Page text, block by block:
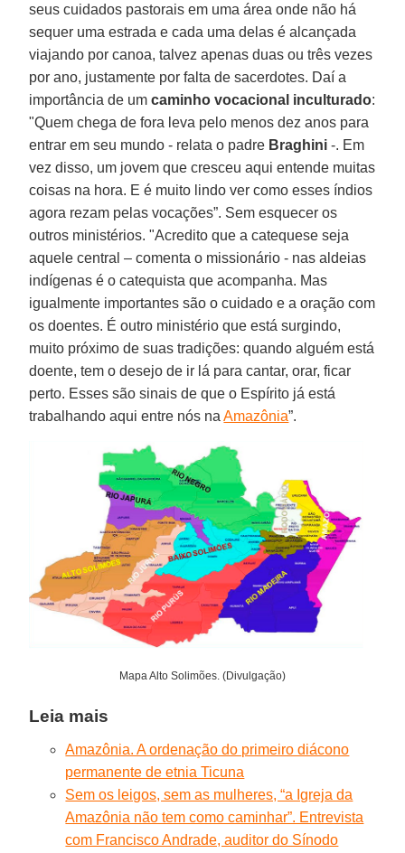
seus cuidados pastorais em uma área onde não há
sequer uma estrada e cada uma delas é alcançada
viajando por canoa, talvez apenas duas ou três vezes
por ano, justamente por falta de sacerdotes. Daí a
importância de umcaminho vocacional inculturado:
"Quem chega de fora leva pelo menos dez anos para
entrar em seu mundo - relata o padre Braghini -. Em
vez disso, um jovem que cresceu aqui entende muitas
coisas na hora. E é muito lindo ver como esses índios
agora rezam pelas vocações”. Sem esquecer os
outros ministérios. "Acredito que a catequese seja
aquele central – comenta o missionário - nas aldeias
indígenas é o catequista que acompanha. Mas
igualmente importantes são o cuidado e a oração com
os doentes. É outro ministério que está surgindo,
muito próximo de suas tradições: quando alguém está
doente, tem o desejo de ir lá para cantar, orar, ficar
perto. Esses são sinais de que o Espírito já está
trabalhando aqui entre nós naAmazônia”.
Mapa Alto Solimões. (Divulgação)
Leia mais
Amazônia. A ordenação do primeiro diácono
permanente de etnia Ticuna
Sem os leigos, sem as mulheres, “a Igreja da
Amazônia não tem como caminhar”. Entrevista
com Francisco Andrade, auditor do Sínodo